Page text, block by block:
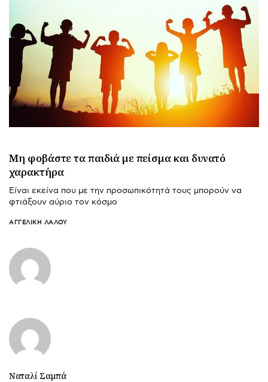
Μη φοβάστε τα παιδιά με πείσμα και δυνατό
χαρακτήρα
Είναι εκείνα που με την προσωπικότητά τους μπορούν να
φτιάξουν αύριο τον κόσμο
ΑΓΓΕΛΙΚΉ ΛΆΛΟΥ
Ναταλί Σαμπά